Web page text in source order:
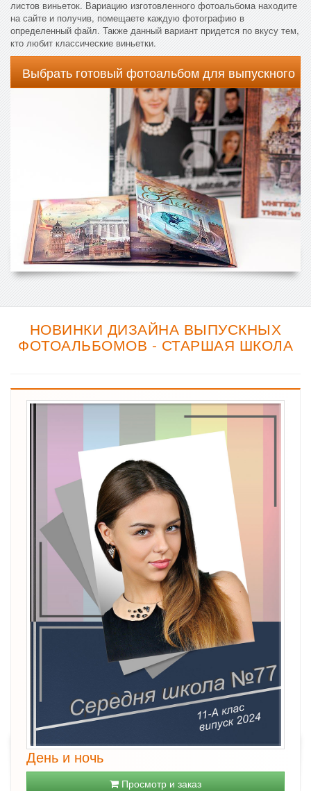
листов виньеток. Вариацию изготовленного фотоальбома находите
на сайте и получив, помещаете каждую фотографию в
определенный файл. Также данный вариант придется по вкусу тем,
кто любит классические виньетки.
Выбрать готовый фотоальбом для выпускного
НОВИНКИ ДИЗАЙНА ВЫПУСКНЫХ
ФОТОАЛЬБОМОВ - СТАРШАЯ ШКОЛА
День и ночь
Просмотр и заказ